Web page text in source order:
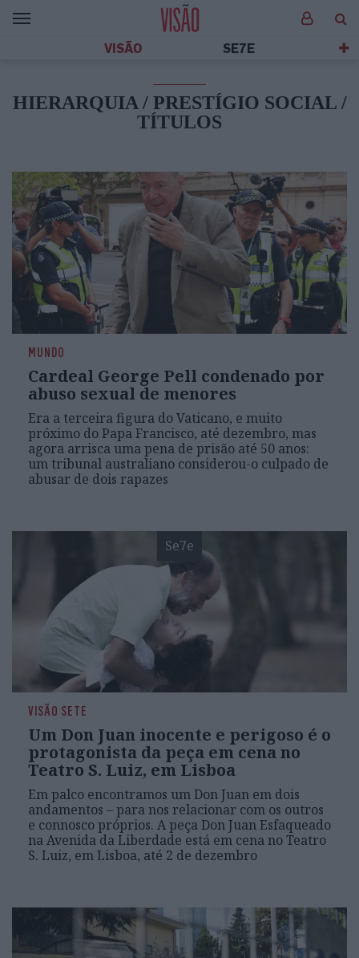
VISÃO SE7E
HIERARQUIA / PRESTÍGIO SOCIAL /
TÍTULOS
MUNDO
Cardeal George Pell condenado por
abuso sexual de menores
Era a terceira figura do Vaticano, e muito
próximo do Papa Francisco, até dezembro, mas
agora arrisca uma pena de prisão até 50 anos:
um tribunal australiano considerou-o culpado de
abusar de dois rapazes
Se7e
VISÃO SETE
Um Don Juan inocente e perigoso é o
protagonista da peça em cena no
Teatro S. Luiz, em Lisboa
Em palco encontramos um Don Juan em dois
andamentos – para nos relacionar com os outros
e connosco próprios. A peça Don Juan Esfaqueado
na Avenida da Liberdade está em cena no Teatro
S. Luiz, em Lisboa, até 2 de dezembro